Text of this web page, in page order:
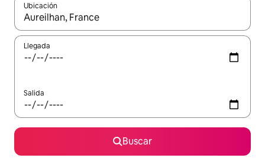
Ubicación
Cuando los resultados estén disponibles, navega con las
Llegada
Salida
Buscar